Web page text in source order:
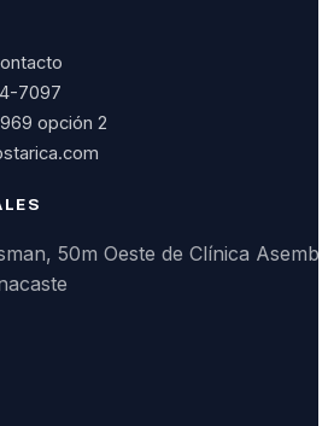
7097
opción 2
50m Oeste de Clínica